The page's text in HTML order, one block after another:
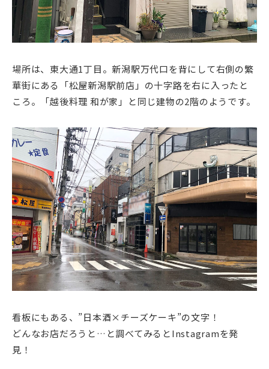
場所は、東大通1丁目。新潟駅万代口を背にして右側の繁
華街にある「松屋新潟駅前店」の十字路を右に入ったと
ころ。「越後料理 和が家」と同じ建物の2階のようです。
看板にもある、”日本酒×チーズケーキ”の文字！
どんなお店だろうと…と調べてみるとInstagramを発
見！